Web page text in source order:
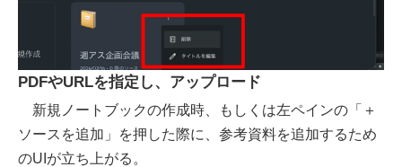
PDFやURLを指定し、アップロード
新規ノートブックの作成時、もしくは左ペインの「＋
ソースを追加」を押した際に、参考資料を追加するため
のUIが立ち上がる。